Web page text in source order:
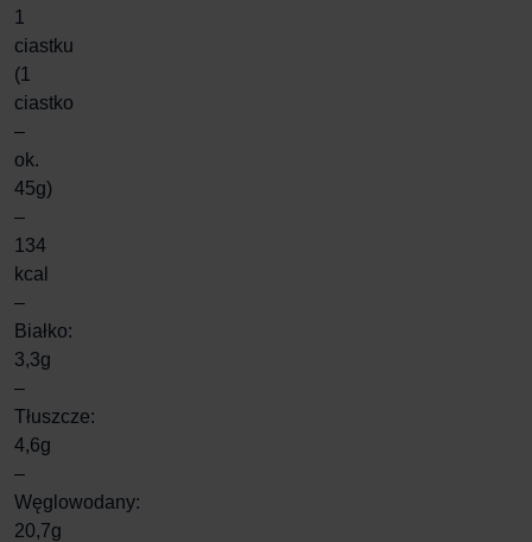
1
ciastku
(1
ciastko
–
ok.
45g)
–
134
kcal
–
Białko:
3,3g
–
Tłuszcze:
4,6g
–
Węglowodany:
20,7g